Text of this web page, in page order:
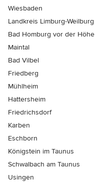
Wiesbaden
Landkreis Limburg-Weilburg
Bad Homburg vor der Höhe
Maintal
Bad Vilbel
Friedberg
Mühlheim
Hattersheim
Friedrichsdorf
Karben
Eschborn
Königstein im Taunus
Schwalbach am Taunus
Usingen